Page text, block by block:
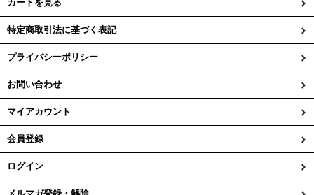
カートを見る
特定商取引法に基づく表記
プライバシーポリシー
お問い合わせ
マイアカウント
会員登録
ログイン